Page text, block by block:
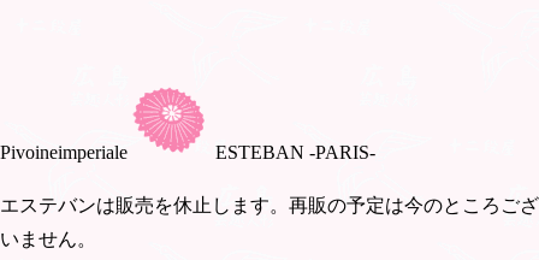
Pivoineimperiale ESTEBAN -PARIS-
エステバンは販売を休止します。再販の予定は今のところござ
いません。